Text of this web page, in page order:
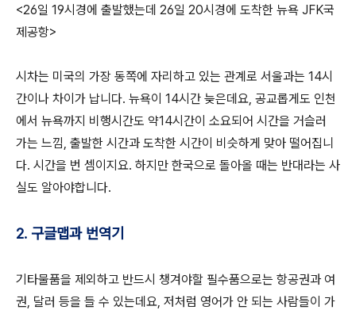
<26일 19시경에 출발했는데 26일 20시경에 도착한 뉴욕 JFK국
제공항>
시차는 미국의 가장 동쪽에 자리하고 있는 관계로 서울과는 14시
간이나 차이가 납니다. 뉴욕이 14시간 늦은데요, 공교롭게도 인천
에서 뉴욕까지 비행시간도 약14시간이 소요되어 시간을 거슬러
가는 느낌, 출발한 시간과 도착한 시간이 비슷하게 맞아 떨어집니
다. 시간을 번 셈이지요. 하지만 한국으로 돌아올 때는 반대라는 사
실도 알아야합니다.
2. 구글맵과 번역기
기타물품을 제외하고 반드시 챙겨야할 필수품으로는 항공권과 여
권, 달러 등을 들 수 있는데요, 저처럼 영어가 안 되는 사람들이 가